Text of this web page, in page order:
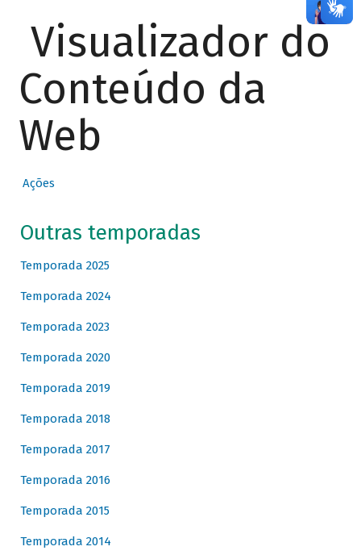
Visualizador do
Conteúdo da
Web
Ações
Outras temporadas
Temporada 2025
Temporada 2024
Temporada 2023
Temporada 2020
Temporada 2019
Temporada 2018
Temporada 2017
Temporada 2016
Temporada 2015
Temporada 2014